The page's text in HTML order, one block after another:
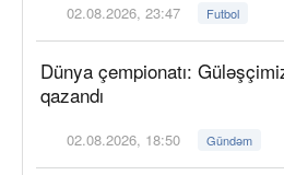
02.08.2026, 23:47 Futbol
Dünya çempionatı:
qazandı
02.08.2026, 18:50 Gündəm